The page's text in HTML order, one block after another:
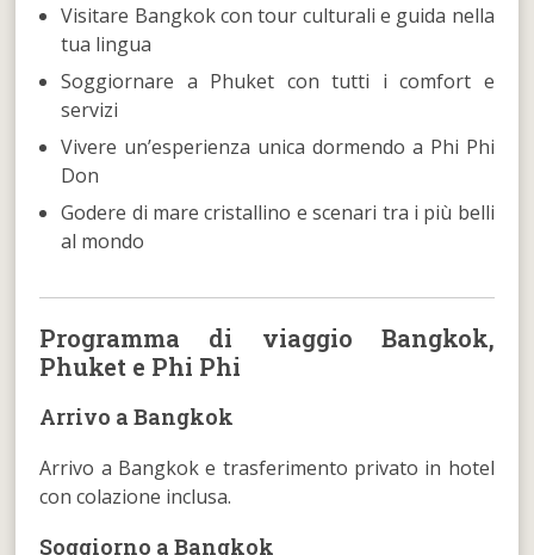
Visitare Bangkok con tour culturali e guida nella
tua lingua
Soggiornare a Phuket con tutti i comfort e
servizi
Vivere un’esperienza unica dormendo a Phi Phi
Don
Godere di mare cristallino e scenari tra i più belli
al mondo
Programma di viaggio Bangkok,
Phuket e Phi Phi
Arrivo a Bangkok
Arrivo a Bangkok e trasferimento privato in hotel
con colazione inclusa.
Soggiorno a Bangkok